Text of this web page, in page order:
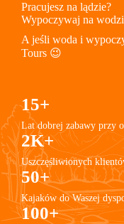
Pracujesz na lądzie?
Wypoczywaj na
A jeśli woda i
Tours 😉
15+
Lat dobrej zabawy przy
2K+
Uszczęśliwionych
50+
Kajaków do Waszej
100+